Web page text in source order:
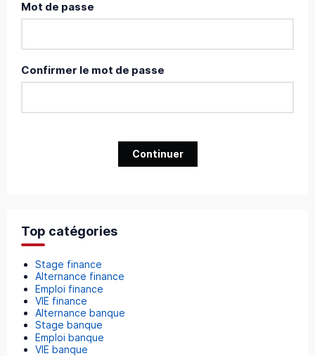
Mot de passe
Confirmer le mot de passe
Continuer
Top catégories
Stage finance
Alternance finance
Emploi finance
VIE finance
Alternance banque
Stage banque
Emploi banque
VIE banque